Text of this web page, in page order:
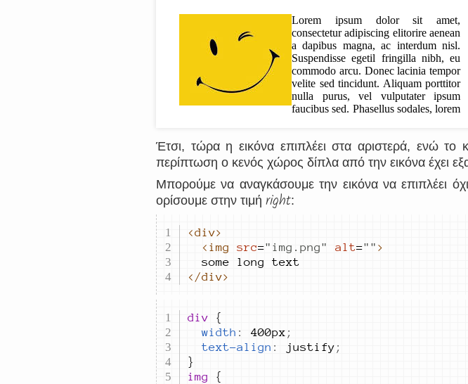
Έτσι, τώρα η εικόνα επιπλέει στα αριστερά, ενώ το
περίπτωση ο κενός χώρος δίπλα από την εικόνα έχει
Μπορούμε να αναγκάσουμε την εικόνα να επιπλέει
ορίσουμε στην τιμή right:
<div>
<img
src=" img.png" alt=" " >
</div>
div
width : 400px ;
text-align : justify ;
img